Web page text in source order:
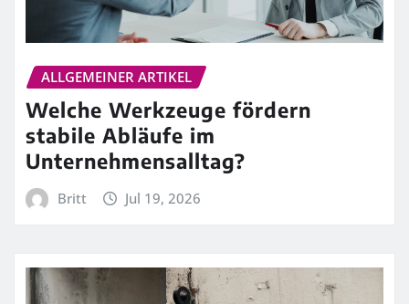
ALLGEMEINER ARTIKEL
Welche Werkzeuge fördern
stabile Abläufe im
Unternehmensalltag?
Britt Jul 19, 2026